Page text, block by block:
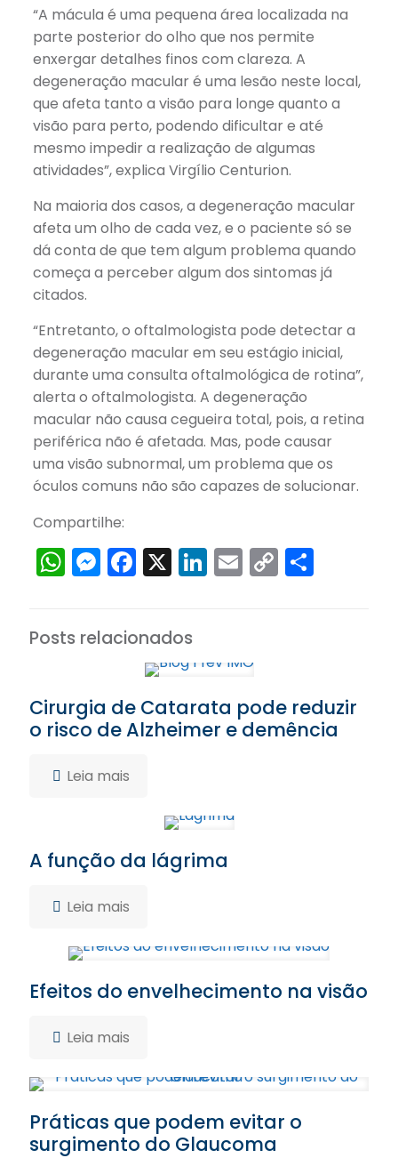
“A mácula é uma pequena área localizada na
parte posterior do olho que nos permite
enxergar detalhes finos com clareza. A
degeneração macular é uma lesão neste local,
que afeta tanto a visão para longe quanto a
visão para perto, podendo dificultar e até
mesmo impedir a realização de algumas
atividades”, explica Virgílio Centurion.
Na maioria dos casos, a degeneração macular
afeta um olho de cada vez, e o paciente só se
dá conta de que tem algum problema quando
começa a perceber algum dos sintomas já
citados.
“Entretanto, o oftalmologista pode detectar a
degeneração macular em seu estágio inicial,
durante uma consulta oftalmológica de rotina”,
alerta o oftalmologista. A degeneração
macular não causa cegueira total, pois, a retina
periférica não é afetada. Mas, pode causar
uma visão subnormal, um problema que os
óculos comuns não são capazes de solucionar.
Compartilhe:
WhatsApp
Messenger
Facebook
X LinkedIn
Email
Copy
Link
Share
Posts relacionados
Cirurgia de Catarata pode reduzir
o risco de Alzheimer e demência
Leia mais
A função da lágrima
Leia mais
Efeitos do envelhecimento na visão
Leia mais
Práticas que podem evitar o
surgimento do Glaucoma